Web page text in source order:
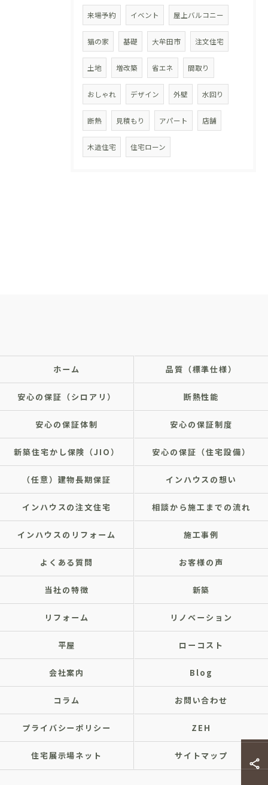
来場予約 イベント 屋上バルコニー
猫の家 基礎 大牟田市 注文住宅
土地 増改築 省エネ 間取り
おしゃれ デザイン 外壁 水回り
断熱 見積もり アパート 店舗
木造住宅 住宅ローン
ホーム 品質（標準仕様）
安心の保証（シロアリ） 断熱性能
安心の保証体制 安心の保証制度
新築住宅かし保険（JIO） 安心の保証（住宅設備）
（任意）建物長期保証 インハウスの想い
インハウスの注文住宅 相談から施工までの流れ
インハウスのリフォーム 施工事例
よくある質問 お客様の声
当社の特徴 新築
リフォーム リノベーション
平屋 ローコスト
会社案内 Blog
コラム お問い合わせ
プライバシーポリシー ZEH
住宅展示場ネット サイトマップ